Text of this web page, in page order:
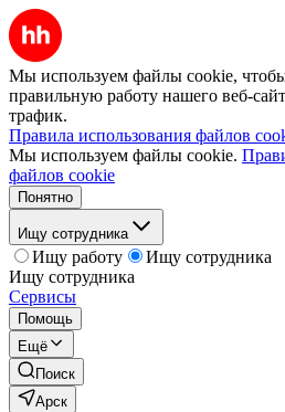
Мы используем файлы cookie,
правильную работу нашего веб-
трафик.
Правила использования файлов
Мы используем файлы cookie.
файлов cookie
Понятно
Ищу сотрудника
Ищу работу
Ищу сотрудника
Ищу сотрудника
Сервисы
Помощь
Ещё
Поиск
Арск